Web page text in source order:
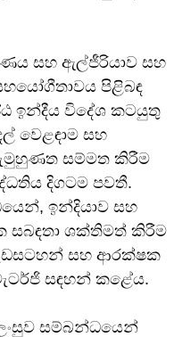
සහ ඇල්ජීරියාව සහ
පිළිබඳ
ඉන්දීය විදේශ කටයුතු
වෙළඳාම සහ
සම්මත කිරීම
දිගටම පවතී.
ඉන්දියාව සහ
සබඳතා ශක්තිමත් කිරීම
සහ ආරක්ෂක
සඳහන් කළේය.
සම්බන්ධයෙන්